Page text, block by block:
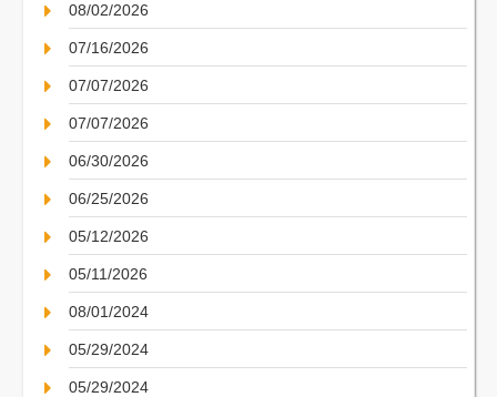
08/02/2026
07/16/2026
07/07/2026
07/07/2026
06/30/2026
06/25/2026
05/12/2026
05/11/2026
08/01/2024
05/29/2024
05/29/2024